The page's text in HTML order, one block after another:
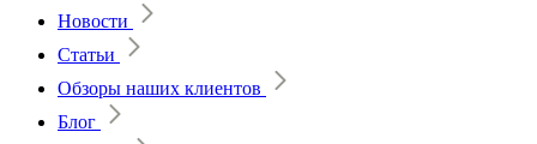
Новости
Статьи
Обзоры наших клиентов
Блог